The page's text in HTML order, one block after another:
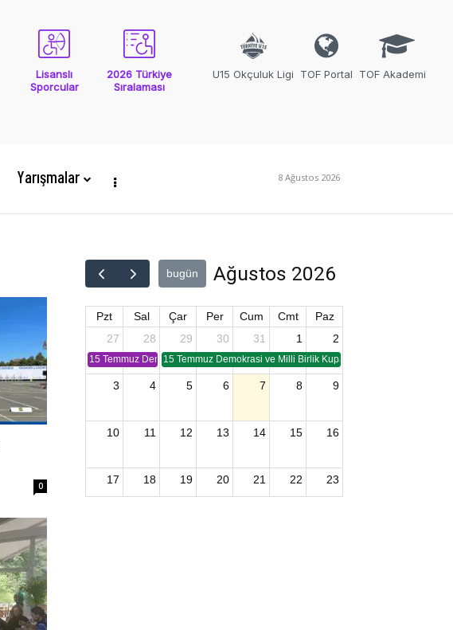
Lisanslı
Sporcular
2026 Türkiye
Sıralaması
U15 Okçuluk Ligi TOF Portal TOF Akademi
Yarışmalar 8 Ağustos 2026
0
bugün Ağustos 2026
Pzt Sal Çar Per Cum Cmt
Paz
27
15 Temmuz Demokrasi ve Birlik Kupası (TSP -2)
28 29
15 Temmuz Demokrasi ve Milli Birlik Kupası 2. Ayak (TSP 2)
30 31 1 2
3 4 5 6 7 8 9
10 11 12 13 14 15 16
17 18 19 20 21 22 23